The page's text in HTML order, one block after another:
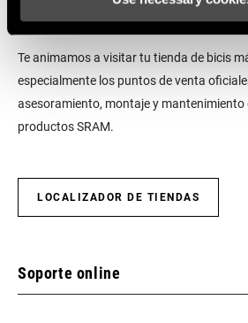
Te animamos a visitar tu tienda de bicis
especialmente los puntos de venta
asesoramiento, montaje y mantenimiento
productos SRAM.
LOCALIZADOR DE TIENDAS
Soporte online